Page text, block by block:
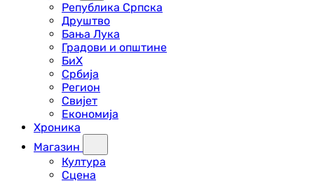
Република Српска
Друштво
Бања Лука
Градови и општине
БиХ
Србија
Регион
Свијет
Економија
Хроника
Магазин
Култура
Сцена